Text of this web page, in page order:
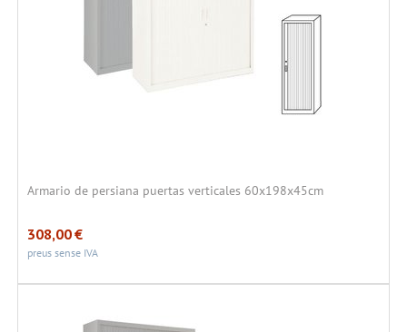
Armario de persiana puertas verticales 60x198x45cm
308,00€
preus sense IVA